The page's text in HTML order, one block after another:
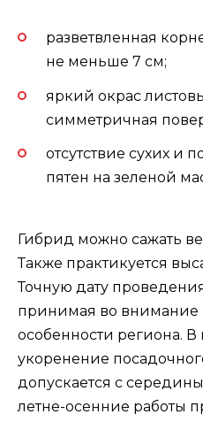
разветвленная
не меньше 7 см;
яркий окрас
симметричная
отсутствие сухих и
пятен на зеленой
Гибрид можно сажать
Также практикуется
Точную дату
принимая во внимание
особенности региона. В
укоренение
допускается с
летне-осенние работы